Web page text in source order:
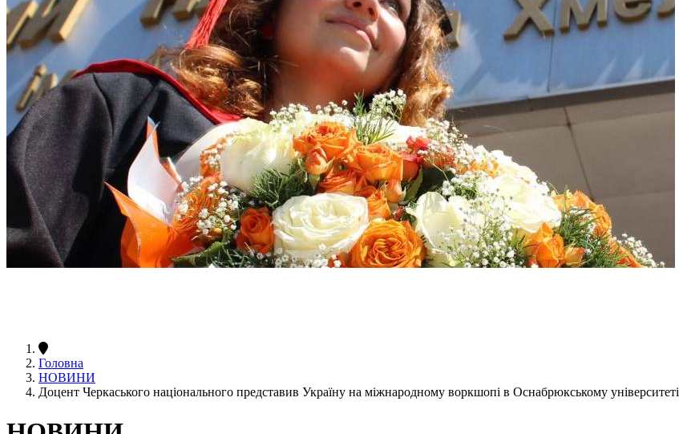
Головна
НОВИНИ
Доцент Черкаського національного представив Україну на міжнародному воркшопі в Оснабрюкському університеті